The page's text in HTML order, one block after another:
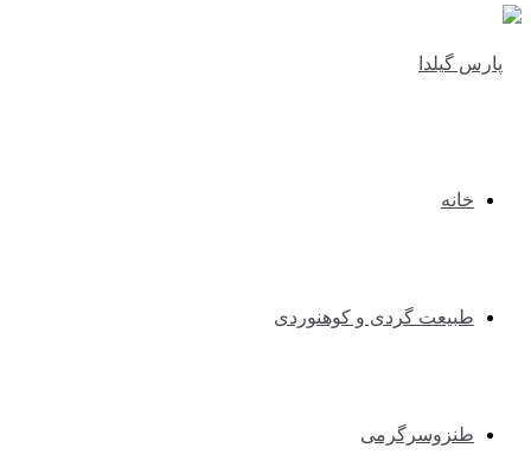
خانه
طبیعت گردی و کوهنوردی
طنزوسرگرمی